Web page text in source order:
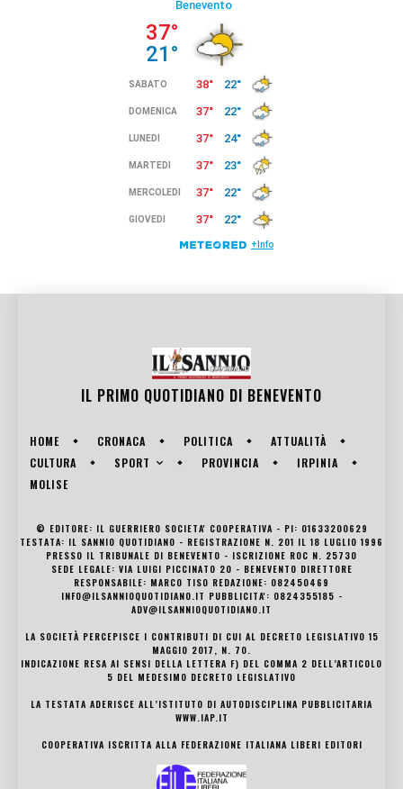
IL PRIMO QUOTIDIANO DI BENEVENTO
HOME CRONACA POLITICA
ATTUALITÀ
CULTURA
SPORT PROVINCIA
IRPINIA
MOLISE
© EDITORE: IL GUERRIERO SOCIETA' COOPERATIVA - PI: 01633200629
TESTATA: IL SANNIO QUOTIDIANO - REGISTRAZIONE N. 201 IL 18 LUGLIO 1996
PRESSO IL TRIBUNALE DI BENEVENTO - ISCRIZIONE ROC N. 25730
SEDE LEGALE: VIA LUIGI PICCINATO 20 - BENEVENTO DIRETTORE
RESPONSABILE: MARCO TISO REDAZIONE: 082450469
INFO@ILSANNIOQUOTIDIANO.IT PUBBLICITA': 0824355185 -
ADV@ILSANNIOQUOTIDIANO.IT
LA SOCIETÀ PERCEPISCE I CONTRIBUTI DI CUI AL DECRETO LEGISLATIVO 15
MAGGIO 2017, N. 70.
INDICAZIONE RESA AI SENSI DELLA LETTERA F) DEL COMMA 2 DELL’ARTICOLO
5 DEL MEDESIMO DECRETO LEGISLATIVO
LA TESTATA ADERISCE ALL’ISTITUTO DI AUTODISCIPLINA PUBBLICITARIA
WWW.IAP.IT
COOPERATIVA ISCRITTA ALLA FEDERAZIONE ITALIANA LIBERI EDITORI